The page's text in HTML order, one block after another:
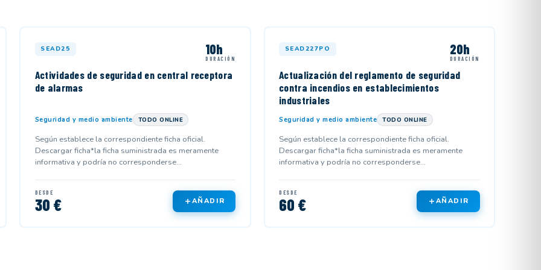
SEAD25 10h
DURACIÓN
Actividades de seguridad en central receptora
de alarmas
Seguridad y medio ambiente TODO ONLINE
Según establece la correspondiente ficha oficial.
Descargar ficha*la ficha suministrada es meramente
informativa y podría no corresponderse...
DESDE
30 € AÑADIR
SEAD227PO 20h
DURACIÓN
Actualización del reglamento de seguridad
contra incendios en establecimientos
industriales
Seguridad y medio ambiente TODO ONLINE
Según establece la correspondiente ficha oficial.
Descargar ficha*la ficha suministrada es meramente
informativa y podría no corresponderse...
DESDE
60 € AÑADIR